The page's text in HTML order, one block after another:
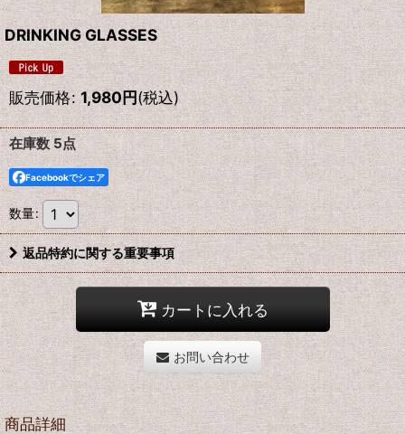
DRINKING GLASSES
販売価格: 1,980円(税込)
在庫数 5点
Facebookでシェア
数量:
返品特約に関する重要事項
カートに入れる
お問い合わせ
商品詳細